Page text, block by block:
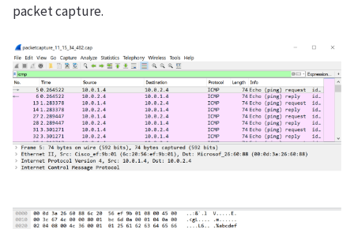
packet capture.